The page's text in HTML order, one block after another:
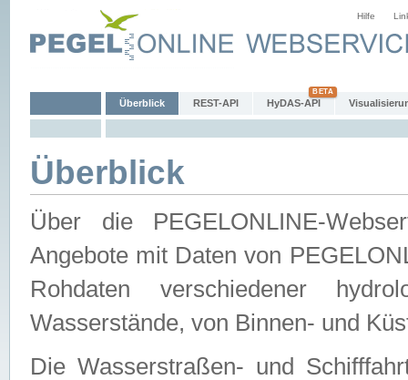
Hilfe
Überblick REST-API HyDAS-API
Überblick
Über die PEGELONLINE-
Angebote mit Daten von
Rohdaten verschiedener
Wasserstände, von Binnen- und
Die Wasserstraßen- und